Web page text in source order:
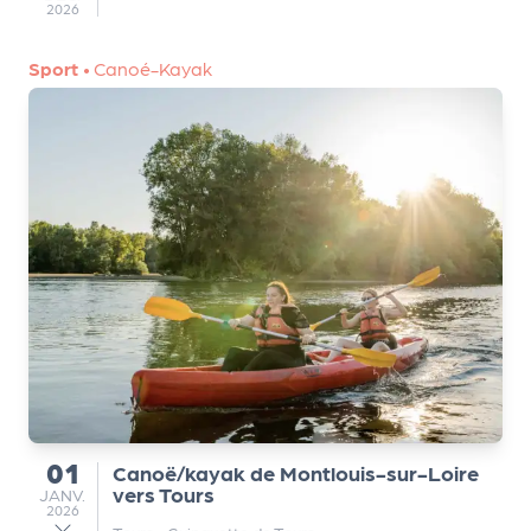
2026
Sport • Canoé-Kayak
du
01
JANVIER
JANV.
2026
Canoë/kayak de Montlouis-sur-Loire
vers Tours
t
e
s